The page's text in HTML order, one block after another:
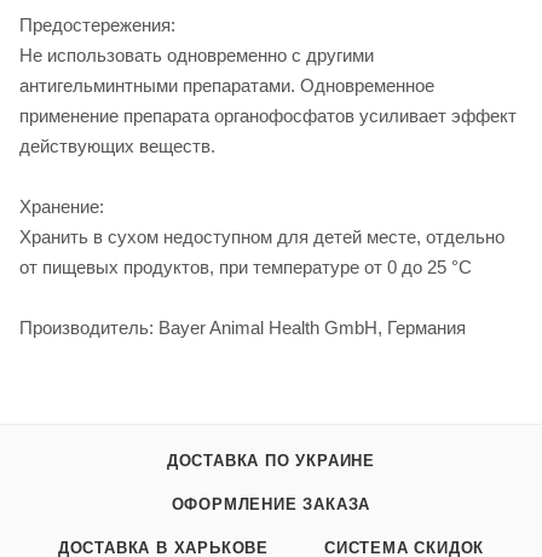
Предостережения:
Не использовать одновременно с другими
антигельминтными препаратами. Одновременное
применение препарата органофосфатов усиливает эффект
действующих веществ.
Хранение:
Хранить в сухом недоступном для детей месте, отдельно
от пищевых продуктов, при температуре от 0 до 25 °С
Производитель: Bayer Animal Health GmbH, Германия
ДОСТАВКА ПО УКРАИНЕ
ОФОРМЛЕНИЕ ЗАКАЗА
ДОСТАВКА В ХАРЬКОВЕ СИСТЕМА СКИДОК